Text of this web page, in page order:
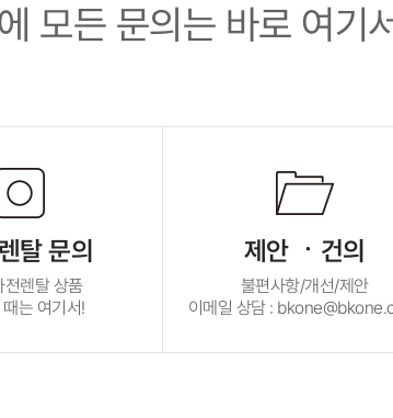
모든 문의는 바로 여기
탈 문의
전렌탈 상품
는 여기서!
제안 ㆍ건의
불편사항/개선/제안
이메일 상담 :